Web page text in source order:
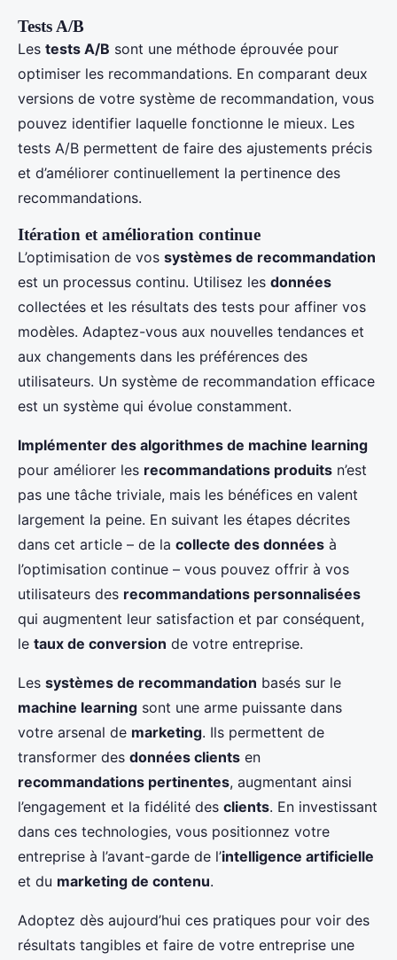
Tests A/B
Les tests A/B sont une méthode éprouvée pour
optimiser les recommandations. En comparant deux
versions de votre système de recommandation, vous
pouvez identifier laquelle fonctionne le mieux. Les
tests A/B permettent de faire des ajustements précis
et d’améliorer continuellement la pertinence des
recommandations.
Itération et amélioration continue
L’optimisation de vos systèmes de recommandation
est un processus continu. Utilisez les données
collectées et les résultats des tests pour affiner vos
modèles. Adaptez-vous aux nouvelles tendances et
aux changements dans les préférences des
utilisateurs. Un système de recommandation efficace
est un système qui évolue constamment.
Implémenter des algorithmes de machine learning
pour améliorer les recommandations produits n’est
pas une tâche triviale, mais les bénéfices en valent
largement la peine. En suivant les étapes décrites
dans cet article – de la collecte des données à
l’optimisation continue – vous pouvez offrir à vos
utilisateurs des recommandations personnalisées
qui augmentent leur satisfaction et par conséquent,
le taux de conversion de votre entreprise.
Les systèmes de recommandation basés sur le
machine learning sont une arme puissante dans
votre arsenal de marketing. Ils permettent de
transformer des données clients en
recommandations pertinentes, augmentant ainsi
l’engagement et la fidélité des clients. En investissant
dans ces technologies, vous positionnez votre
entreprise à l’avant-garde de l’intelligence artificielle
et du marketing de contenu.
Adoptez dès aujourd’hui ces pratiques pour voir des
résultats tangibles et faire de votre entreprise une